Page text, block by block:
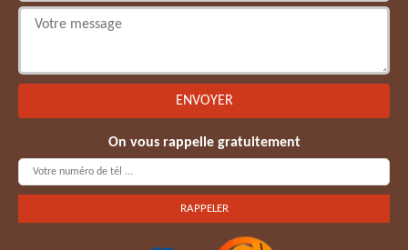
On vous rappelle gratuitement